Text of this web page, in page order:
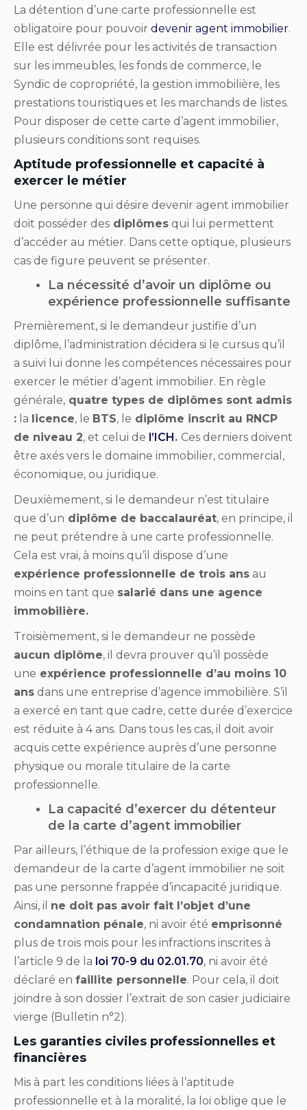
La détention d’une carte professionnelle est
obligatoire pour pouvoir devenir agent immobilier.
Elle est délivrée pour les activités de transaction
sur les immeubles, les fonds de commerce, le
Syndic de copropriété, la gestion immobilière, les
prestations touristiques et les marchands de listes.
Pour disposer de cette carte d’agent immobilier,
plusieurs conditions sont requises.
Aptitude professionnelle et capacité à
exercer le métier
Une personne qui désire devenir agent immobilier
doit posséder des diplômes qui lui permettent
d’accéder au métier. Dans cette optique, plusieurs
cas de figure peuvent se présenter.
La nécessité d’avoir un diplôme ou
expérience professionnelle suffisante
Premièrement, si le demandeur justifie d’un
diplôme, l’administration décidera si le cursus qu’il
a suivi lui donne les compétences nécessaires pour
exercer le métier d’agent immobilier. En règle
générale, quatre types de diplômes sont admis
: la licence, le BTS, le diplôme inscrit au RNCP
de niveau 2, et celui de l’ICH. Ces derniers doivent
être axés vers le domaine immobilier, commercial,
économique, ou juridique.
Deuxièmement, si le demandeur n’est titulaire
que d’un diplôme de baccalauréat, en principe, il
ne peut prétendre à une carte professionnelle.
Cela est vrai, à moins qu’il dispose d’une
expérience professionnelle de trois ans au
moins en tant que salarié dans une agence
immobilière.
Troisièmement, si le demandeur ne possède
aucun diplôme, il devra prouver qu’il possède
une expérience professionnelle d’au moins 10
ans dans une entreprise d’agence immobilière. S’il
a exercé en tant que cadre, cette durée d’exercice
est réduite à 4 ans. Dans tous les cas, il doit avoir
acquis cette expérience auprès d’une personne
physique ou morale titulaire de la carte
professionnelle.
La capacité d’exercer du détenteur
de la carte d’agent immobilier
Par ailleurs, l’éthique de la profession exige que le
demandeur de la carte d’agent immobilier ne soit
pas une personne frappée d’incapacité juridique.
Ainsi, il ne doit pas avoir fait l’objet d’une
condamnation pénale, ni avoir été emprisonné
plus de trois mois pour les infractions inscrites à
l’article 9 de la loi 70-9 du 02.01.70, ni avoir été
déclaré en faillite personnelle. Pour cela, il doit
joindre à son dossier l’extrait de son casier judiciaire
vierge (Bulletin n°2).
Les garanties civiles professionnelles et
financières
Mis à part les conditions liées à l’aptitude
professionnelle et à la moralité, la loi oblige que le